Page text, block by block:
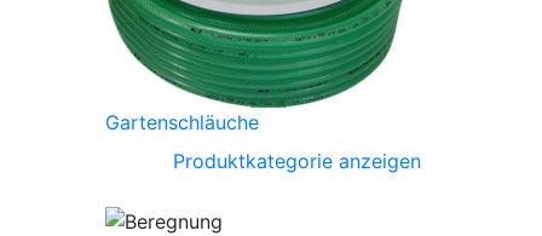
Gartenschläuche
Produktkategorie anzeigen